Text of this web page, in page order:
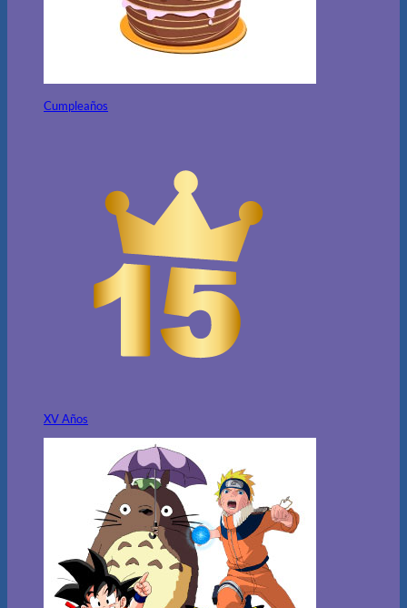
Cumpleaños
XV Años